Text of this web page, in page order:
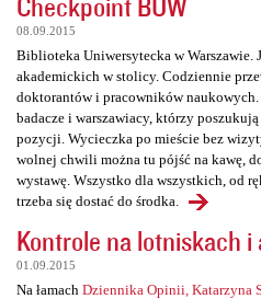
08.09.2015
Biblioteka Uniwersytecka w
akademickich w stolicy. Codziennie
doktorantów i pracowników
badacze i warszawiacy, którzy
pozycji. Wycieczka po mieście bez
wolnej chwili można tu pójść na kawę,
wystawę. Wszystko dla wszystkich, od
trzeba się dostać do środka.
Kontrole na lotniskach
01.09.2015
Na łamach Dziennika Opinii, Katarzyna